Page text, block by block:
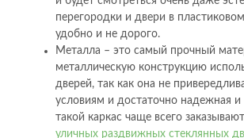
перегородки и двери в
удобно и не дорого.
Металла – это самый прочный
металлическую конструкцию
дверей, так как она не
условиям и достаточно надежная
такой каркас чаще всего
уличных раздвижных стеклянных